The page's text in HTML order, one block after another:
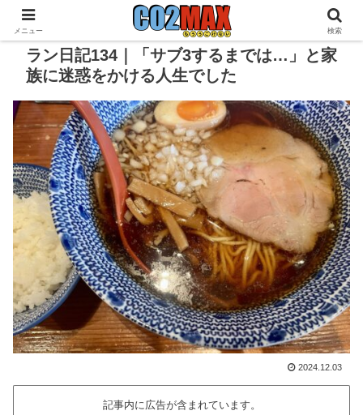
ラン日記134｜「サブ3するまでは…」と家
族に迷惑をかける人生でした
2024.12.03
記事内に広告が含まれています。
メニュー 検索